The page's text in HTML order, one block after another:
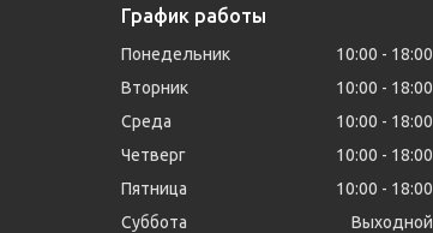
График работы
Понедельник 10:00
18:00
Вторник
10:00
18:00
Среда
10:00
18:00
Четверг
10:00
18:00
Пятница
10:00
18:00
Суббота
Выходной